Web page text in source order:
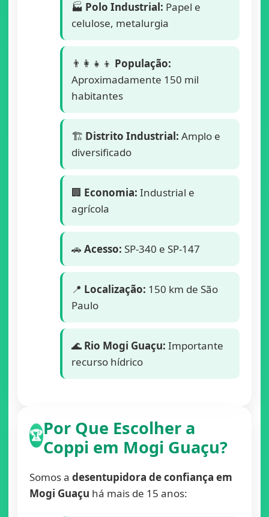
🏭 Polo Industrial: Papel e
celulose, metalurgia
👨‍👩‍👧‍👦 População:
Aproximadamente 150 mil
habitantes
🏗️ Distrito Industrial: Amplo e
diversificado
🏢 Economia: Industrial e
agrícola
🚗 Acesso: SP-340 e SP-147
📍 Localização: 150 km de São
Paulo
🌊 Rio Mogi Guaçu: Importante
recurso hídrico
🏆Por Que Escolher a
Coppi em Mogi Guaçu?
Somos a desentupidora de confiança em
Mogi Guaçu há mais de 15 anos: